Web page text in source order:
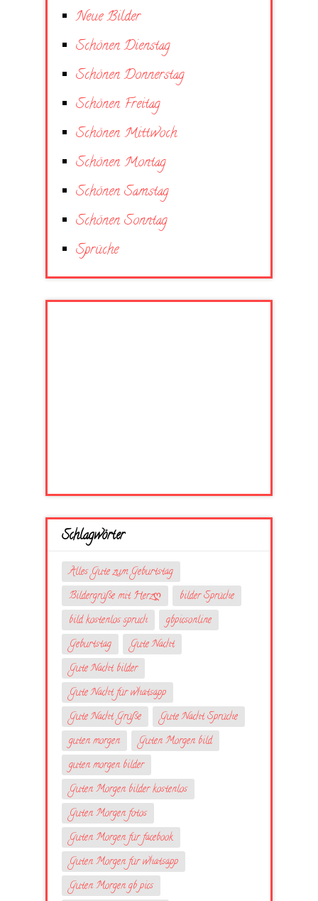
Neue Bilder
Schönen Dienstag
Schönen Donnerstag
Schönen Freitag
Schönen Mittwoch
Schönen Montag
Schönen Samstag
Schönen Sonntag
Sprüche
Schlagwörter
Alles Gute zum Geburtstag
Bildergrüße mit Herzღ
bilder Sprüche
bild kostenlos spruch
gbpicsonline
Geburtstag
Gute Nacht
Gute Nacht bilder
Gute Nacht für whatsapp
Gute Nacht Grüße
Gute Nacht Sprüche
guten morgen
Guten Morgen bild
guten morgen bilder
Guten Morgen bilder kostenlos
Guten Morgen fotos
Guten Morgen für facebook
Guten Morgen für whatsapp
Guten Morgen gb pics